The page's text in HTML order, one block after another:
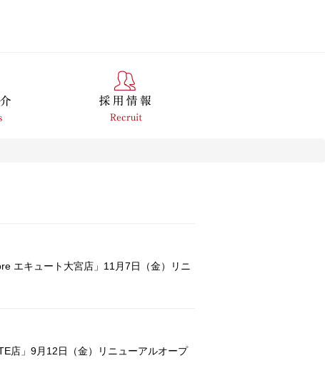
エキュート大宮店」11月7日（金）リニ
店」9月12日（金）リニューアルオープ